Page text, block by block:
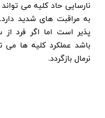
نارسایی حاد کلیه می
به مراقبت های شدید
پذیر است اما اگر فرد از
باشد عملکرد کلیه ها می
نرمال بازگردد.